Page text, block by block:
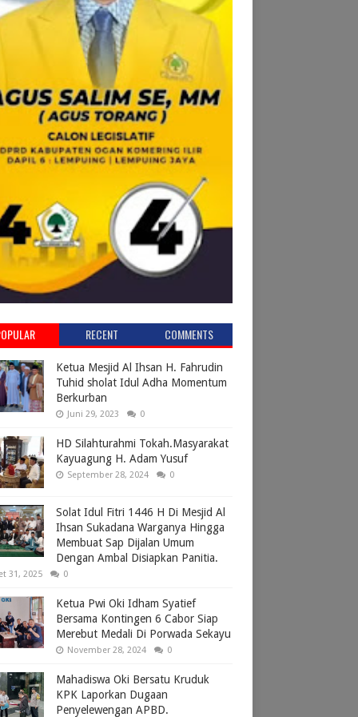
RECENT COMMENTS
Ketua Mesjid Al Ihsan H. Fahrudin
Tuhid sholat Idul Adha Momentum
Berkurban
Juni 29, 2023 0
HD Silahturahmi Tokah.Masyarakat
Kayuagung H. Adam Yusuf
September 28, 2024 0
Solat Idul Fitri 1446 H Di Mesjid Al
Ihsan Sukadana Warganya Hingga
Membuat Sap Dijalan Umum
Dengan Ambal Disiapkan Panitia.
31, 2025 0
Ketua Pwi Oki Idham Syatief
Bersama Kontingen 6 Cabor Siap
Merebut Medali Di Porwada Sekayu
November 28, 2024 0
Mahadiswa Oki Bersatu Kruduk
KPK Laporkan Dugaan
Penyelewengan APBD.